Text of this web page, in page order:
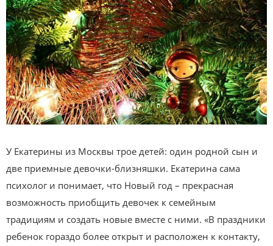
У Екатерины из Москвы трое детей: один родной сын и
две приемные девочки-близняшки. Екатерина сама
психолог и понимает, что Новый год – прекрасная
возможность приобщить девочек к семейным
традициям и создать новые вместе с ними. «В праздники
ребенок гораздо более открыт и расположен к контакту,